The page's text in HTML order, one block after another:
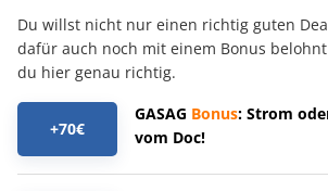
Du willst nicht nur einen richtig guten
dafür auch noch mit einem Bonus
du hier genau richtig.
+70€
GASAG Bonus: Strom
vom Doc!